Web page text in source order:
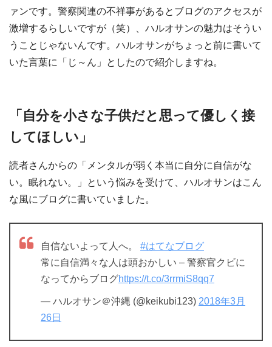
ァンです。警察関連の不祥事があるとブログのアクセスが
激増するらしいですが（笑）、ハルオサンの魅力はそうい
うことじゃないんです。ハルオサンがちょっと前に書いて
いた言葉に「じ～ん」としたので紹介しますね。
「自分を小さな子供だと思って優しく接
してほしい」
読者さんからの「メンタルが弱く本当に自分に自信がな
い。眠れない。」という悩みを受けて、ハルオサンはこん
な風にブログに書いていました。
自信ないよって人へ。 #はてなブログ
常に自信満々な人は頭おかしい – 警察官クビに
なってからブログhttps://t.co/3rrmiS8qq7
— ハルオサン＠沖縄 (@keikubi123) 2018年3月
26日